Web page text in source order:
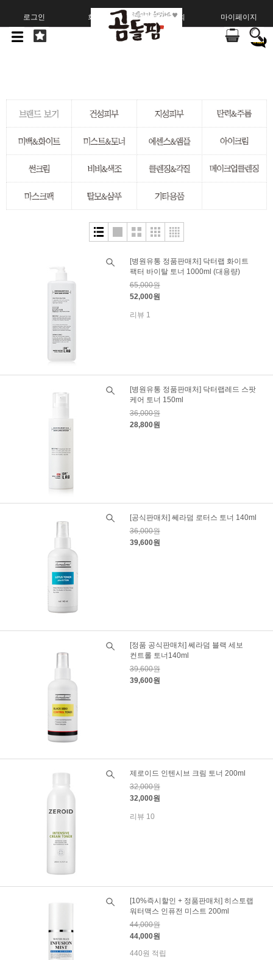
로그인 회원가입 주문조회 마이페이지
[병원유통 정품판매처] 닥터랩 화이트
팩터 바이탈 토너 1000ml (대용량)
65,000원
52,000원
리뷰 1
[병원유통 정품판매처] 닥터랩레드 스팟
케어 토너 150ml
36,000원
28,800원
[공식판매처] 쎄라덤 로터스 토너 140ml
36,000원
39,600원
[정품 공식판매처] 쎄라덤 블랙 세보
컨트롤 토너140ml
39,600원
39,600원
제로이드 인텐시브 크림 토너 200ml
32,000원
32,000원
리뷰 10
[10%즉시할인 + 정품판매처] 히스토랩
워터맥스 인퓨전 미스트 200ml
44,000원
44,000원
440원 적립